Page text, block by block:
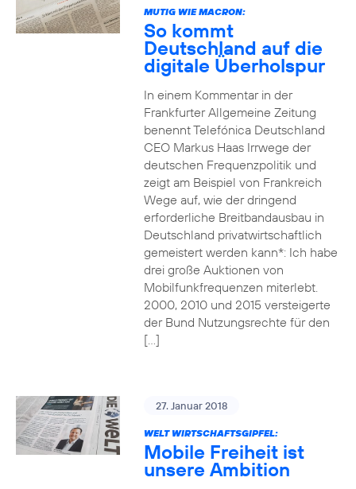
MUTIG WIE MACRON:
So kommt
Deutschland auf die
digitale Überholspur
In einem Kommentar in der
Frankfurter Allgemeine Zeitung
benennt Telefónica Deutschland
CEO Markus Haas Irrwege der
deutschen Frequenzpolitik und
zeigt am Beispiel von Frankreich
Wege auf, wie der dringend
erforderliche Breitbandausbau in
Deutschland privatwirtschaftlich
gemeistert werden kann*: Ich habe
drei große Auktionen von
Mobilfunkfrequenzen miterlebt.
2000, 2010 und 2015 versteigerte
der Bund Nutzungsrechte für den
[…]
27. Januar 2018
WELT WIRTSCHAFTSGIPFEL:
Mobile Freiheit ist
unsere Ambition